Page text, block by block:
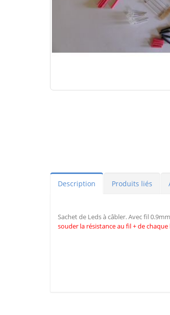
Description Produits liés
Sachet de Leds à câbler. Avec fil
souder la résistance au fil + de